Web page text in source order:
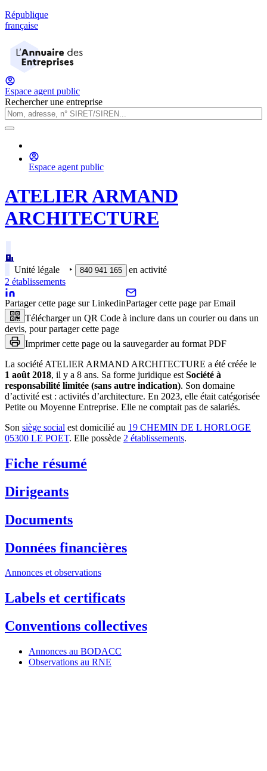
République
française
Espace agent public
Rechercher une entreprise
Espace agent public
ATELIER ARMAND
ARCHITECTURE
Unité légale ‣ 840 941 165
en activité
2 établissements
Partager cette page sur LinkedinPartager cette page par Email
Télécharger un QR Code à inclure dans un courier ou dans un
devis, pour partager cette page
Imprimer cette page ou la sauvegarder au format PDF
La société ATELIER ARMAND ARCHITECTURE a été créée le
1 août 2018, il y a 8 ans. Sa forme juridique est Société à
responsabilité limitée (sans autre indication). Son domaine
d’activité est : activités d’architecture. En 2023, elle était catégorisée
Petite ou Moyenne Entreprise. Elle ne comptait pas de salariés.
Son siège social est domicilié au 19 CHEMIN DE L HORLOGE
05300 LE POET. Elle possède 2 établissements.
Fiche résumé
Dirigeants
Documents
Données financières
Annonces et observations
Labels et certificats
Conventions collectives
Annonces au BODACC
Observations au RNE